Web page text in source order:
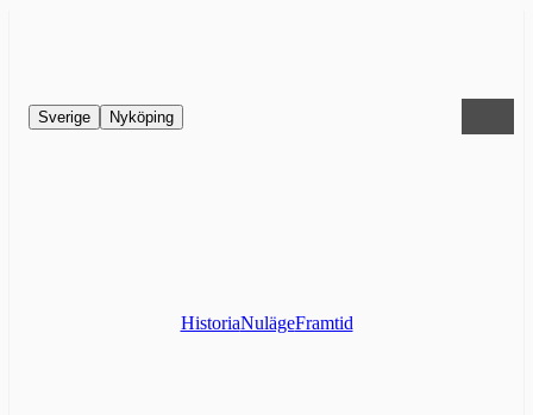
Sverige Nyköping
HistoriaNulägeFramtid